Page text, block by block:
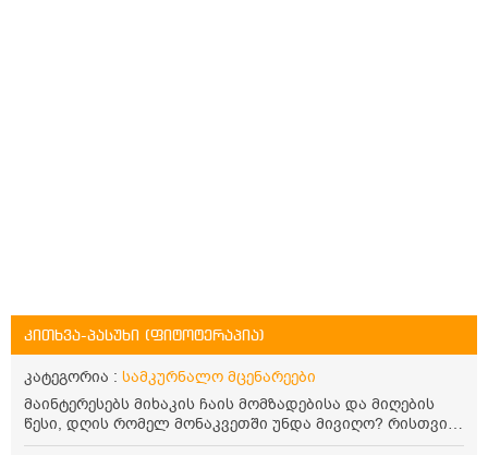
კითხვა-პასუხი (ფიტოტერაპია)
კატეგორია : სამკურნალო მცენარეები
მაინტერესებს მიხაკის ჩაის მომზადებისა და მიღების
წესი, დღის რომელ მონაკვეთში უნდა მივიღო? რისთვის
არის სასარგებლო და უკუჩვენება თუ აქვს